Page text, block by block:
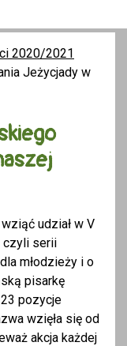
2020/2021
Jeżycjady w
udział w V
czyli serii
młodzieży i o
pisarkę
pozycje
wzięła się od
akcja każdej